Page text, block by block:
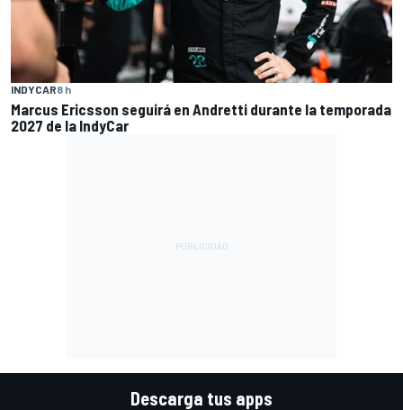
INDYCAR8 h
Marcus Ericsson seguirá en Andretti durante la temporada
2027 de la IndyCar
Descarga tus apps